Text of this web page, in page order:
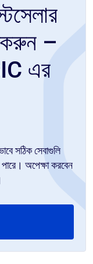
করুন –
এর
সঠিক সেবাগুলি
অপেক্ষা করবেন